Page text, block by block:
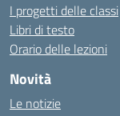
I progetti delle classi
Libri di testo
Orario delle lezioni
Novità
Le notizie